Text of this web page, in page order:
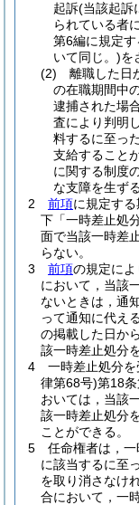
起訴(当該起訴
られている者
第6編に規定す
いて同じ。)を
(2)
離職した日
の在職期間中
逮捕された場
査により判明
料するに至っ
支給すること
に関する制度
な支障を生ず
2
前項に規定す
下「一時差止処
面で当該一時差
らない。
3
前項の規定に
において，当該
ないときは，通
って通知に代え
の掲載した日か
該一時差止処分
4
一時差止処分
律第68号)第18
おいては，当該
該一時差止処分
ことができる。
5
任命権者は，一
に該当するに至
を取り消さなけ
合において，一